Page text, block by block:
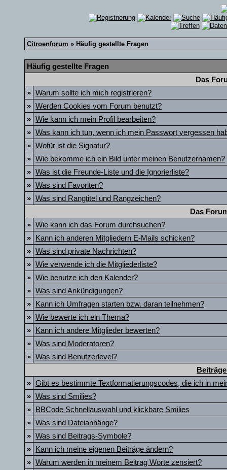
Citroenforum » Häufig gestellte Fragen
Häufig gestellte Fragen
Das
» Warum sollte ich mich registrieren?
» Werden Cookies vom Forum benutzt?
» Wie kann ich mein Profil bearbeiten?
» Was kann ich tun, wenn ich mein Passwort vergessen
» Wofür ist die Signatur?
» Wie bekomme ich ein Bild unter meinen Benutzernamen?
» Was ist die Freunde-Liste und die Ignorierliste?
» Was sind Favoriten?
» Was sind Rangtitel und Rangzeichen?
Das
» Wie kann ich das Forum durchsuchen?
» Kann ich anderen Mitgliedern E-Mails schicken?
» Was sind private Nachrichten?
» Wie verwende ich die Mitgliederliste?
» Wie benutze ich den Kalender?
» Was sind Ankündigungen?
» Kann ich Umfragen starten bzw. daran teilnehmen?
» Wie bewerte ich ein Thema?
» Kann ich andere Mitglieder bewerten?
» Was sind Moderatoren?
» Was sind Benutzerlevel?
» Gibt es bestimmte Textformatierungscodes, die ich in
» Was sind Smilies?
» BBCode Schnellauswahl und klickbare Smilies
» Was sind Dateianhänge?
» Was sind Beitrags-Symbole?
» Kann ich meine eigenen Beiträge ändern?
» Warum werden in meinem Beitrag Worte zensiert?